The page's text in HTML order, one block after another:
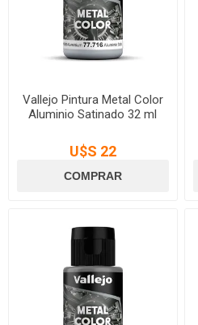
Vallejo Pintura Metal Color
Aluminio Satinado 32 ml
U$S 22